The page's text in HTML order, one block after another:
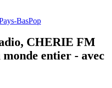
BasPop
CHERIE FM
entier - avec